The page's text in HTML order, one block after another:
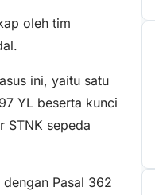
oleh tim
ini, yaitu satu
YL beserta kunci
STNK sepeda
Pasal 362